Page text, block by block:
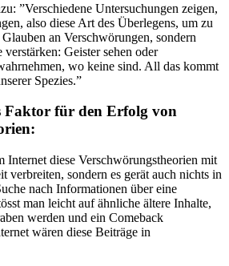
”Verschiedene Untersuchungen zeigen,
also diese Art des Überlegens, um zu
an Verschwörungen, sondern
verstärken: Geister sehen oder
wo keine sind. All das kommt
Spezies.”
Faktor für den Erfolg von
Internet diese Verschwörungstheorien mit
verbreiten, sondern es gerät auch nichts in
nach Informationen über eine
man leicht auf ähnliche ältere Inhalte,
werden und ein Comeback
wären diese Beiträge in